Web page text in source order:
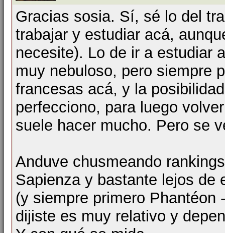
Gracias sosia. Sí, sé lo del
trabajar y estudiar acá,
necesite). Lo de ir a estudiar
muy nebuloso, pero siempre
francesas acá, y la
perfecciono, para luego
suele hacer mucho. Pero se
Anduve chusmeando
Sapienza y bastante lejos de
(y siempre primero Phantéon
dijiste es muy relativo y